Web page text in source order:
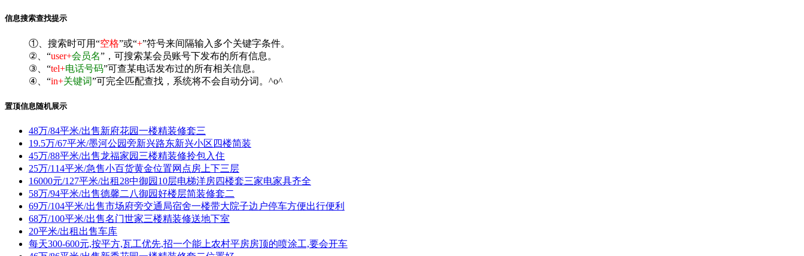
信息搜索查找提示
①、搜索时可用“空格”或“+”符号来间隔输入多个关键字条件。
②、“user+会员名”，可搜索某会员账号下发布的所有信息。
③、“tel+电话号码”可查某电话发布过的所有相关信息。
④、“in+关键词”可完全匹配查找，系统将不会自动分词。^o^
置顶信息随机展示
48万/84平米/出售新府花园一楼精装修套三
19.5万/67平米/墨河公园旁新兴路东新兴小区四楼简装
45万/88平米/出售龙福家园三楼精装修拎包入住
25万/114平米/急售小百货黄金位置网点房上下三层
16000元/127平米/出租28中御园10层电梯洋房四楼套三家电家具齐全
58万/94平米/出售德馨二八御园好楼层简装修套二
69万/104平米/出售市场府旁交通局宿舍一楼带大院子边户停车方便出行便利
68万/100平米/出售名门世家三楼精装修送地下室
20平米/出租出售车库
每天300-600元,按平方,瓦工优先,招一个能上农村平房房顶的喷涂工,要会开车